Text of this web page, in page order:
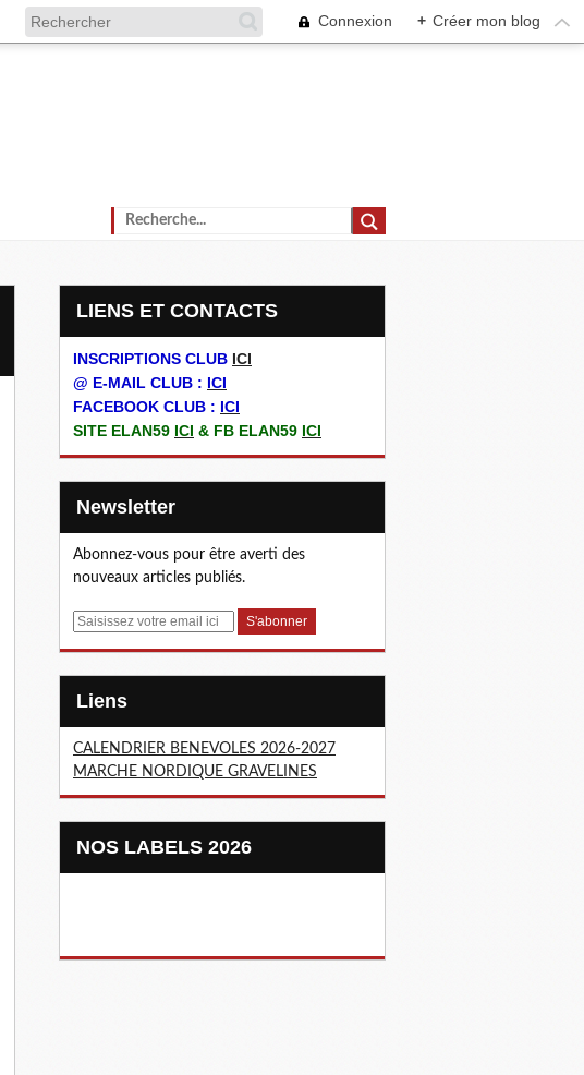
Connexion + Créer mon blog
LIENS ET CONTACTS
INSCRIPTIONS CLUB ICI
@ E-MAIL CLUB : ICI
FACEBOOK CLUB : ICI
SITE ELAN59 ICI & FB ELAN59 ICI
Newsletter
Abonnez-vous pour être averti des
nouveaux articles publiés.
E
Liens
CALENDRIER BENEVOLES 2026-2027
MARCHE NORDIQUE GRAVELINES
NOS LABELS 2026